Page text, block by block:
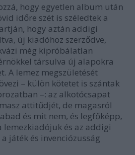
hogy egyetlen album után
időre szét is széledtek a
hogy aztán addigi
új kiadóhoz szerződve,
még kipróbálatlan
társulva új alapokra
A lemez megszületését
– ​külön kötetet is szántak
–: az alkotócsapat
attitűdjét, de magasról
és mit nem, és legfőképp,
lemezkiadójuk és az addigi
játék és invenciózusság